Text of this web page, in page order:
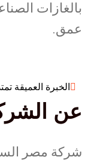
عمق.
الخبرة العميقة
عن
شركة مصر